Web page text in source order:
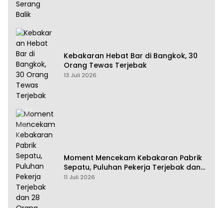
Kebakaran Hebat Bar di Bangkok, 30
Orang Tewas Terjebak
13 Juli 2026
Moment Mencekam Kebakaran Pabrik
Sepatu, Puluhan Pekerja Terjebak dan
28 Orang Tewas
11 Juli 2026